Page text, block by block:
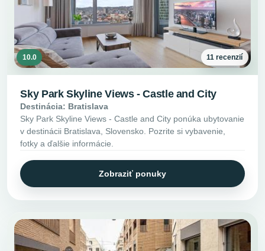
10.0 11 recenzií
Sky Park Skyline Views - Castle and City
Destinácia: Bratislava
Sky Park Skyline Views - Castle and City ponúka ubytovanie
v destinácii Bratislava, Slovensko. Pozrite si vybavenie,
fotky a ďalšie informácie.
Zobraziť ponuky